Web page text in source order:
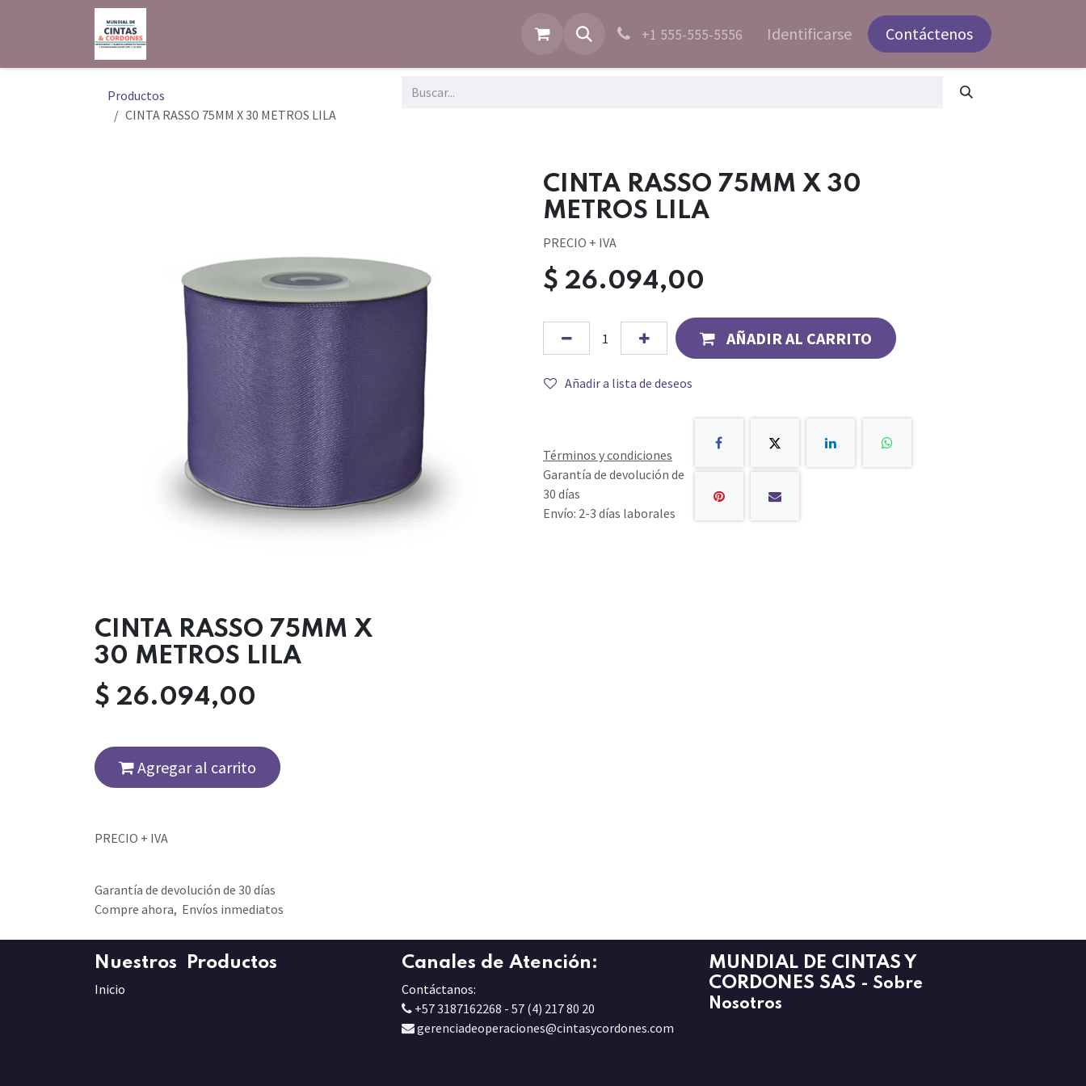
+1 555-555-5556 Identificarse Contáctenos
Productos
CINTA RASSO 75MM X 30 METROS LILA
CINTA RASSO 75MM X 30
METROS LILA
PRECIO + IVA
$ 26.094,00
AÑADIR AL CARRITO
Añadir a lista de deseos
Términos y condiciones
Garantía de devolución de
30 días
Envío: 2-3 días laborales
CINTA RASSO 75MM X
30 METROS LILA
$ 26.094,00
Agregar al carrito
PRECIO + IVA
Garantía de devolución de 30 días
Compre ahora, Envíos inmediatos
Nuestros Productos
Inicio
Canales de Atención:
Contáctanos:
+57 3187162268 - 57 (4) 217 80 20
gerenciadeoperaciones@cintasycordones.com
MUNDIAL DE CINTAS Y
CORDONES SAS - Sobre
Nosotros